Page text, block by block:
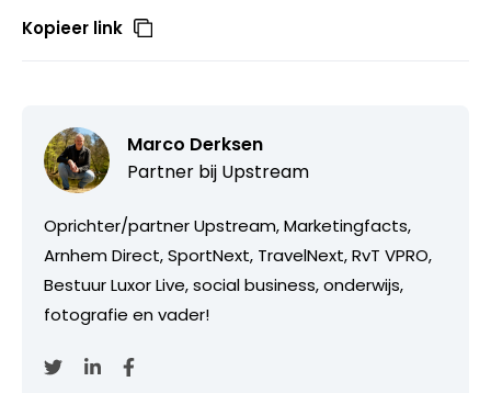
Kopieer link
Marco Derksen
Partner bij Upstream
Oprichter/partner Upstream, Marketingfacts,
Arnhem Direct, SportNext, TravelNext, RvT VPRO,
Bestuur Luxor Live, social business, onderwijs,
fotografie en vader!